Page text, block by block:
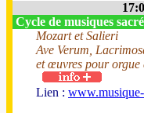
Cycle de musiques
Mozart et Salieri
Ave Verum,
et œuvres pour orgue
Lien :